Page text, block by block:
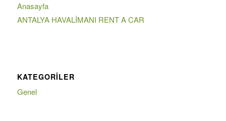
Anasayfa
ANTALYA HAVALİMANI RENT A CAR
KATEGORILER
Genel